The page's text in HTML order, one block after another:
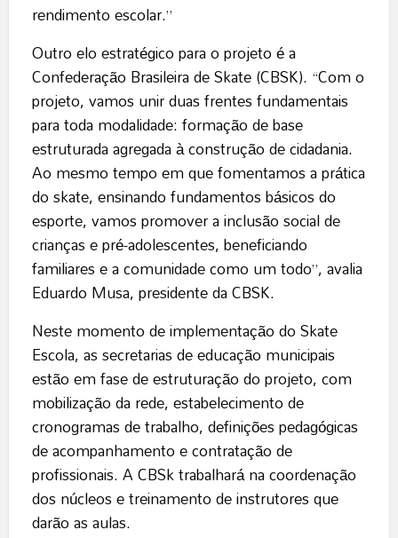
rendimento escolar.”
Outro elo estratégico para o projeto é a
Confederação Brasileira de Skate (CBSK). “Com o
projeto, vamos unir duas frentes fundamentais
para toda modalidade: formação de base
estruturada agregada à construção de cidadania.
Ao mesmo tempo em que fomentamos a prática
do skate, ensinando fundamentos básicos do
esporte, vamos promover a inclusão social de
crianças e pré-adolescentes, beneficiando
familiares e a comunidade como um todo”, avalia
Eduardo Musa, presidente da CBSK.
Neste momento de implementação do Skate
Escola, as secretarias de educação municipais
estão em fase de estruturação do projeto, com
mobilização da rede, estabelecimento de
cronogramas de trabalho, definições pedagógicas
de acompanhamento e contratação de
profissionais. A CBSk trabalhará na coordenação
dos núcleos e treinamento de instrutores que
darão as aulas.